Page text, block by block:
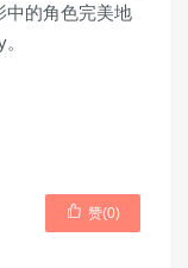
中的角色完美地
 赞(0)